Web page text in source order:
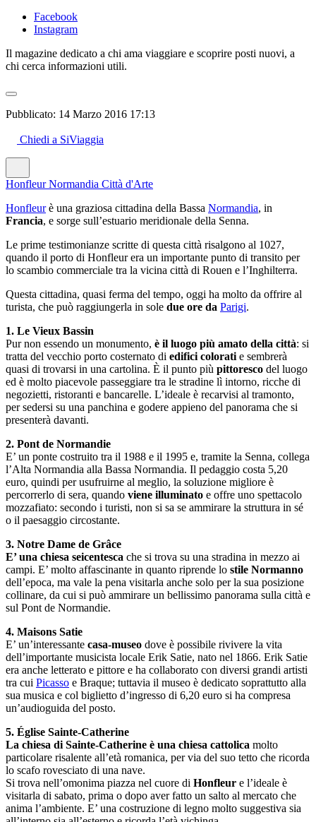
Facebook
Instagram
Il magazine dedicato a chi ama viaggiare e scoprire posti nuovi, a
chi cerca informazioni utili.
Pubblicato: 14 Marzo 2016 17:13
Chiedi a SiViaggia
HonfleurNormandia Città d'Arte
Honfleurè una graziosa cittadina della Bassa Normandia, in
Francia, e sorge sull’estuario meridionale della Senna.
Le prime testimonianze scritte di questa città risalgono al 1027,
quando il porto di Honfleur era un importante punto di transito per
lo scambio commerciale tra la vicina città di Rouen e l’Inghilterra.
Questa cittadina, quasi ferma del tempo, oggi ha molto da offrire al
turista, che può raggiungerla in sole due ore da Parigi.
1. Le Vieux Bassin
Pur non essendo un monumento, è il luogo più amato della città: si
tratta del vecchio porto costernato di edifici colorati e sembrerà
quasi di trovarsi in una cartolina. È il punto più pittoresco del luogo
ed è molto piacevole passeggiare tra le stradine lì intorno, ricche di
negozietti, ristoranti e bancarelle. L’ideale è recarvisi al tramonto,
per sedersi su una panchina e godere appieno del panorama che si
presenterà davanti.
2. Pont de Normandie
E’ un ponte costruito tra il 1988 e il 1995 e, tramite la Senna, collega
l’Alta Normandia alla Bassa Normandia. Il pedaggio costa 5,20
euro, quindi per usufruirne al meglio, la soluzione migliore è
percorrerlo di sera, quando viene illuminato e offre uno spettacolo
mozzafiato: secondo i turisti, non si sa se ammirare la struttura in sé
o il paesaggio circostante.
3. Notre Dame de Grâce
E’ una chiesa seicentesca che si trova su una stradina in mezzo ai
campi. E’ molto affascinante in quanto riprende lo stile Normanno
dell’epoca, ma vale la pena visitarla anche solo per la sua posizione
collinare, da cui si può ammirare un bellissimo panorama sulla città e
sul Pont de Normandie.
4. Maisons Satie
E’ un’interessante casa-museo dove è possibile rivivere la vita
dell’importante musicista locale Erik Satie, nato nel 1866. Erik Satie
era anche letterato e pittore e ha collaborato con diversi grandi artisti
tra cui Picasso e Braque; tuttavia il museo è dedicato soprattutto alla
sua musica e col biglietto d’ingresso di 6,20 euro si ha compresa
un’audioguida del posto.
5. Église Sainte-Catherine
La chiesa di Sainte-Catherine è una chiesa cattolica molto
particolare risalente all’età romanica, per via del suo tetto che ricorda
lo scafo rovesciato di una nave.
Si trova nell’omonima piazza nel cuore di Honfleur e l’ideale è
visitarla di sabato, prima o dopo aver fatto un salto al mercato che
anima l’ambiente. E’ una costruzione di legno molto suggestiva sia